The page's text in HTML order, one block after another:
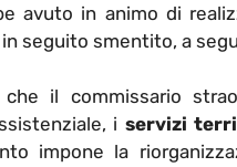
avuto in animo di
seguito smentito, a
il commissario
i servizi
impone la